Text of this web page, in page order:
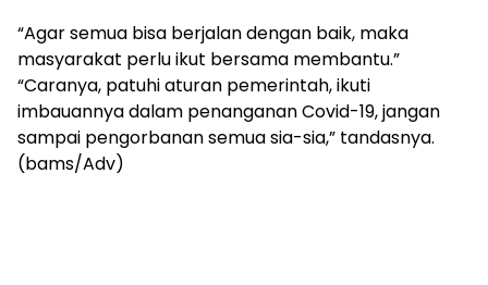
“Agar semua bisa berjalan dengan baik, maka
masyarakat perlu ikut bersama membantu.”
“Caranya, patuhi aturan pemerintah, ikuti
imbauannya dalam penanganan Covid-19, jangan
sampai pengorbanan semua sia-sia,” tandasnya.
(bams/Adv)